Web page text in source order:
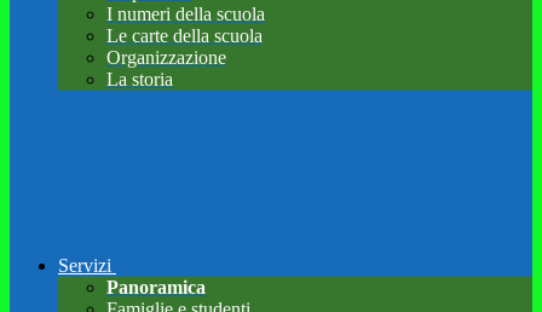
I numeri della scuola
Le carte della scuola
Organizzazione
La storia
Servizi
Panoramica